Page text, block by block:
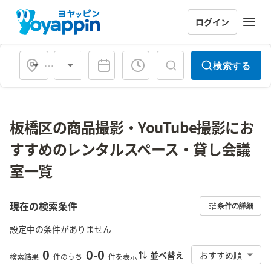
ログイン
会場タイプ 検索する
板橋区の商品撮影・YouTube撮影にお
すすめのレンタルスペース・貸し会議
室一覧
現在の検索条件 条件の詳細
設定中の条件がありません
検索結果 0 件のうち 0-0 件を表示 並べ替え おすすめ順